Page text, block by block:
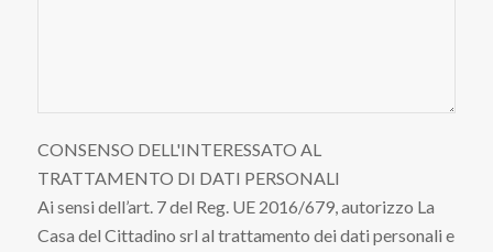
CONSENSO DELL'INTERESSATO AL
TRATTAMENTO DI DATI PERSONALI
Ai sensi dell’art. 7 del Reg. UE 2016/679, autorizzo La
Casa del Cittadino srl al trattamento dei dati personali e